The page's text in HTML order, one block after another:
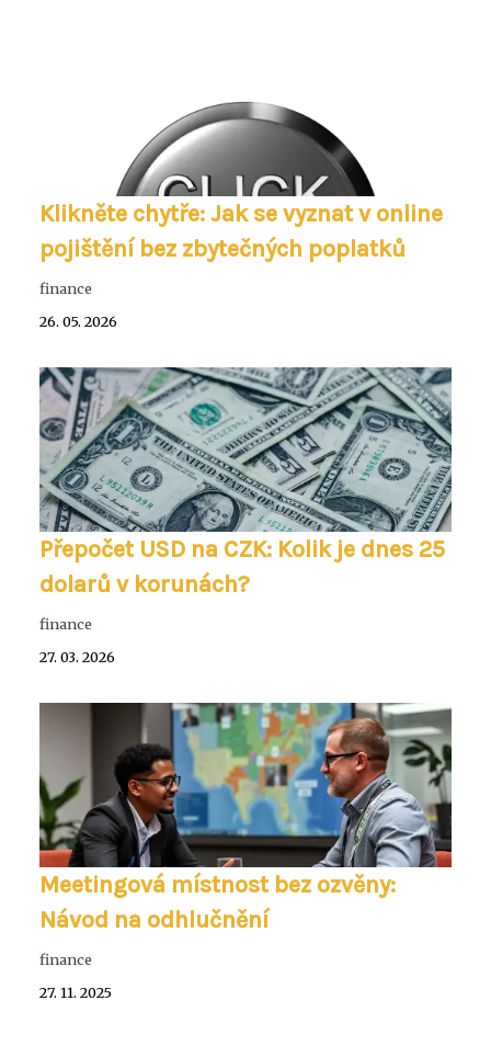
Klikněte chytře: Jak se vyznat v online
pojištění bez zbytečných poplatků
finance
26. 05. 2026
Přepočet USD na CZK: Kolik je dnes 25
dolarů v korunách?
finance
27. 03. 2026
Meetingová místnost bez ozvěny:
Návod na odhlučnění
finance
27. 11. 2025